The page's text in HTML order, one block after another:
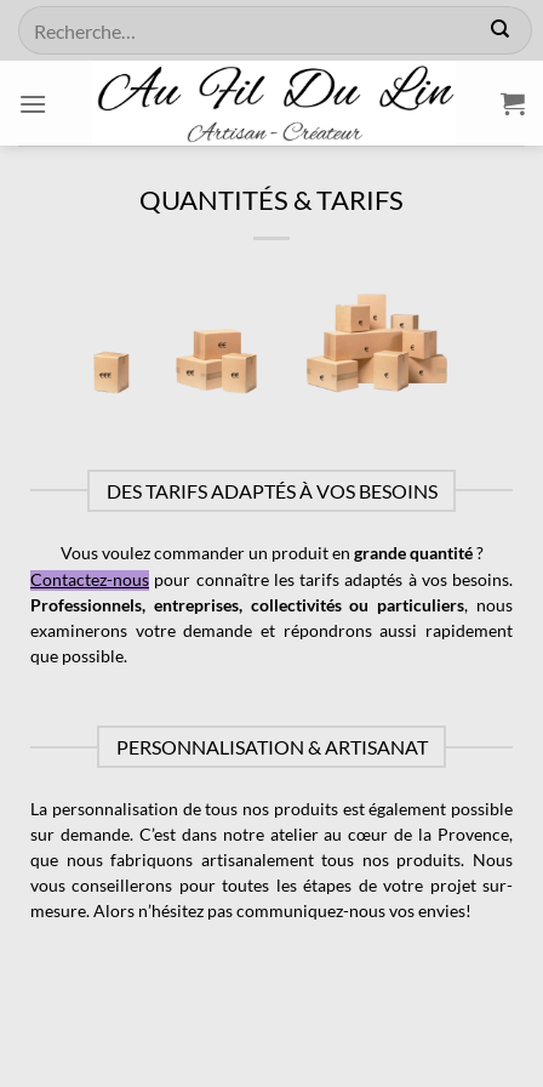
Passer
Recherche
pour :
QUANTITÉS & TARIFS
DES TARIFS ADAPTÉS À VOS BESOINS
Vous voulez commander un produit en grande quantité?
Contactez-nous pour connaître les tarifs adaptés à vos besoins.
Professionnels, entreprises, collectivités ou particuliers, nous
examinerons votre demande et répondrons aussi rapidement
que possible.
PERSONNALISATION & ARTISANAT
La personnalisation de tous nos produits est également possible
sur demande. C’est dans notre atelier au cœur de la Provence,
que nous fabriquons artisanalement tous nos produits. Nous
vous conseillerons pour toutes les étapes de votre projet sur-
mesure. Alors n’hésitez pas communiquez-nous vos envies!